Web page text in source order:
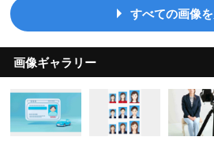
すべての画像
画像ギャラリー